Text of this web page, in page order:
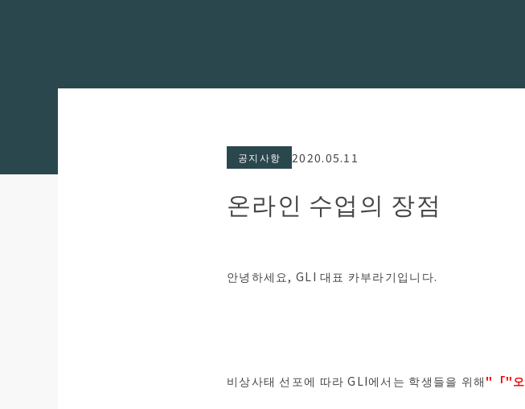
공지사항 2020.05.11
온라인 수업의 장점
안녕하세요, GLI 대표 카부라기입니다.
비상사태 선포에 따라 GLI에서는 학생들을 위해 "「"오